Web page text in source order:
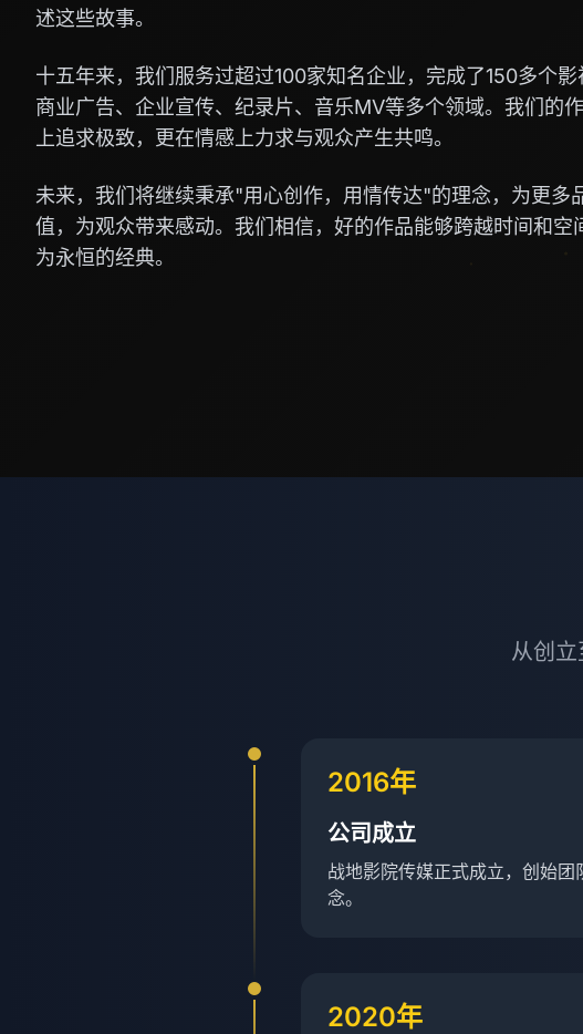
述这些故事。
十五年来，我们服务过超过100家知名企业，完成了150多个
商业广告、企业宣传、纪录片、音乐MV等多个领域。我们的
上追求极致，更在情感上力求与观众产生共鸣。
未来，我们将继续秉承"用心创作，用情传达"的理念，为更多
值，为观众带来感动。我们相信，好的作品能够跨越时间和空
为永恒的经典。
从创
2016年
公司成立
战地影院传媒正式成立，创始
念。
2020年